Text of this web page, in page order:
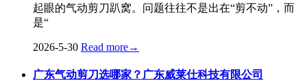
起眼的气动剪刀趴窝。问题往往不是出在“剪不动”，而
是“
2026-5-30 Read more→
广东气动剪刀选哪家？广东威莱仕科技有限公司